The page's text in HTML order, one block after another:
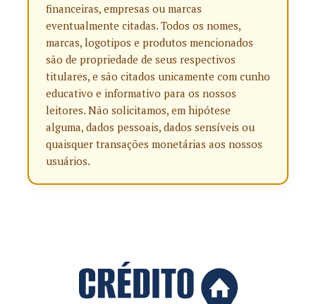
financeiras, empresas ou marcas
eventualmente citadas. Todos os nomes,
marcas, logotipos e produtos mencionados
são de propriedade de seus respectivos
titulares, e são citados unicamente com cunho
educativo e informativo para os nossos
leitores. Não solicitamos, em hipótese
alguma, dados pessoais, dados sensíveis ou
quaisquer transações monetárias aos nossos
usuários.